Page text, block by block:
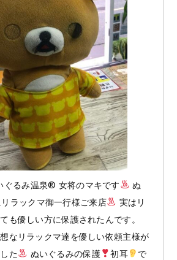
ぐるみ温泉®︎ 女将のマキです
ぬ
リラックマ御一行様ご来店
実はリ
も優しい方に保護されたんです。
なリラックマ達を優しい依頼主様が
た
ぬいぐるみの保護 初耳
で